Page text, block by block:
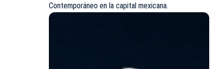
Contemporáneo en la capital mexicana.